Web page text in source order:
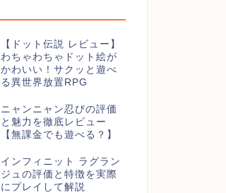
【ドット伝説 レビュー】
わちゃわちゃドット絵が
かわいい！サクッと遊べ
る異世界放置RPG
ニャンニャン忍びの評価
と魅力を徹底レビュー
【無課金でも遊べる？】
インフィニット ラグラン
ジュの評価と特徴を実際
にプレイして解説